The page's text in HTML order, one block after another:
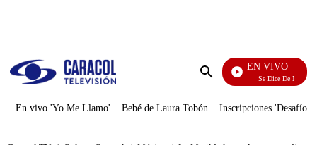
Enviar
EN VIVO
Se Dice De Mí
En vivo 'Yo Me Llamo' Bebé de Laura Tobón Inscripciones 'Desafío'